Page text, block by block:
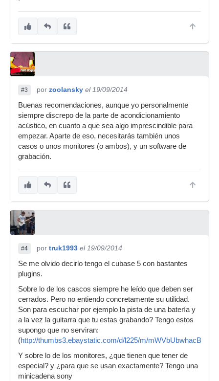
#3 por zoolansky el 19/09/2014
Buenas recomendaciones, aunque yo personalmente
siempre discrepo de la parte de acondicionamiento
acústico, en cuanto a que sea algo imprescindible para
empezar. Aparte de eso, necesitarás también unos
casos o unos monitores (o ambos), y un software de
grabación.
#4 por truk1993 el 19/09/2014
Se me olvido decirlo tengo el cubase 5 con bastantes
plugins.
Sobre lo de los cascos siempre he leído que deben ser
cerrados. Pero no entiendo concretamente su utilidad.
Son para escuchar por ejemplo la pista de una batería y
a la vez la guitarra que tu estas grabando? Tengo estos
supongo que no serviran:
(http://thumbs3.ebaystatic.com/d/l225/m/
Y sobre lo de los monitores, ¿que tienen que tener de
especial? y ¿para que se usan exactamente? Tengo una
minicadena sony